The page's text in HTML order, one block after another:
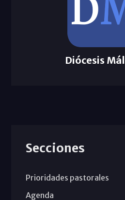
Diócesis
Secciones
Prioridades pastorales
Agenda